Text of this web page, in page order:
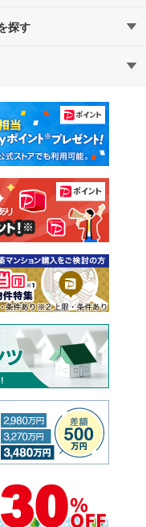
ら探す
探す
ンション
戸建て
！住まいの先生